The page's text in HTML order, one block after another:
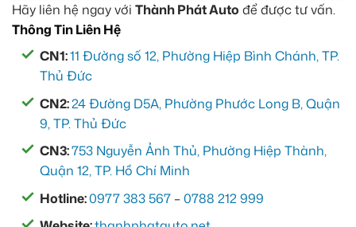
Hãy liên hệ ngay với Thành Phát Auto để được tư vấn.
Thông Tin Liên Hệ
CN1:11 Đường số 12, Phường Hiệp Bình Chánh, TP.
Thủ Đức
CN2:24 Đường D5A, Phường Phước Long B, Quận
9, TP. Thủ Đức
CN3:753 Nguyễn Ảnh Thủ, Phường Hiệp Thành,
Quận 12, TP. Hồ Chí Minh
Hotline:0977 383 567 –0788 212 999